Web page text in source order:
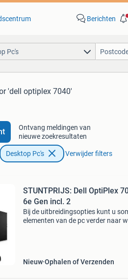
Berichten
Pc's
'dell optiplex 7040'
Ontvang meldingen van
nieuwe zoekresultaten
Desktop Pc's Verwijder filters
STUNTPRIJS: Dell OptiPlex
6e Gen incl. 2
Bij de uitbreidingsopties kunt u
elementen van de pc verder naar
Nieuw Ophalen of Verzenden